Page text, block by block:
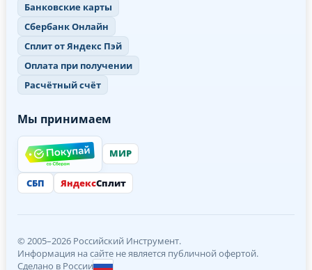
Банковские карты
Сбербанк Онлайн
Сплит от Яндекс Пэй
Оплата при получении
Расчётный счёт
Мы принимаем
МИР
СБП ЯндексСплит
© 2005–2026 Российский Инструмент.
Информация на сайте не является публичной офертой.
Сделано в России